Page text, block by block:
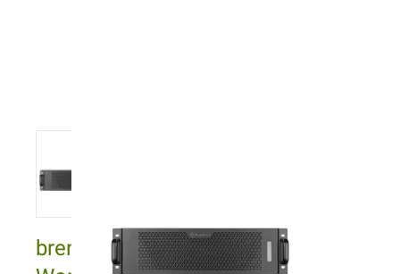
brentford W256 WRX90 Rack